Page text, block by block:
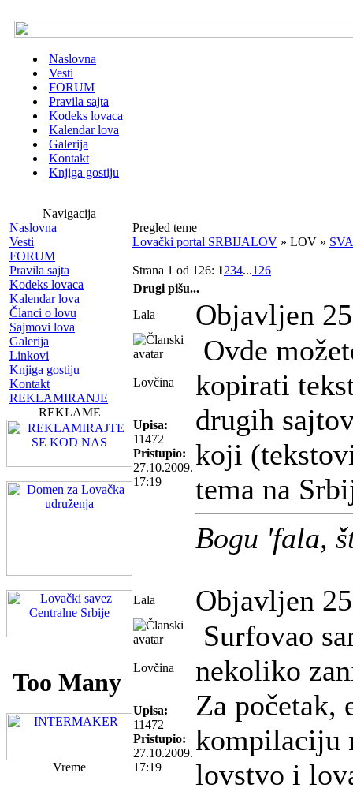
Naslovna
Vesti
FORUM
Pravila sajta
Kodeks lovaca
Kalendar lova
Galerija
Kontakt
Knjiga gostiju
Navigacija
Naslovna
Vesti
FORUM
Pravila sajta
Kodeks lovaca
Kalendar lova
Članci o lovu
Sajmovi lova
Galerija
Linkovi
Knjiga gostiju
Kontakt
REKLAMIRANJE
REKLAME
Vreme
Pregled teme
Lovački portal SRBIJALOV » LOV »
Strana 1 od 126: 1234...126
Drugi pišu...
Lala
Objavljen
Lovčina
Upisa:
11472
Pristupio:
27.10.2009.
17:19
Ovde
kopirati
drugih
koji
tema na
Bogu 'fala,
Lala Objavljen
Lovčina
Upisa:
11472
Pristupio:
27.10.2009.
17:19
Surfovao
nekoliko
Za početak,
kompilaciju
lovstvo i